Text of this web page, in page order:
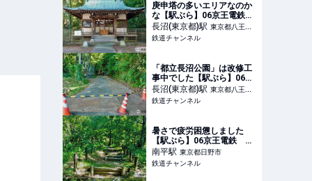
庚申塔の多いエリアなのか
な【駅ぶら】06京王電鉄
京王線198 | コラム | 鉄道チ
ャンネル
長沼(東京都)駅 東京都八王子
市
鉄道チャンネル
「都立長沼公園」は改修工
事中でした【駅ぶら】06京
王電鉄 京王線197 | コラム
| 鉄道チャンネル
長沼(東京都)駅 東京都八王子
市
鉄道チャンネル
暑さで疲労困憊しました
【駅ぶら】06京王電鉄 京
王線185 | コラム | 鉄道チャ
ンネル
南平駅 東京都日野市
鉄道チャンネル